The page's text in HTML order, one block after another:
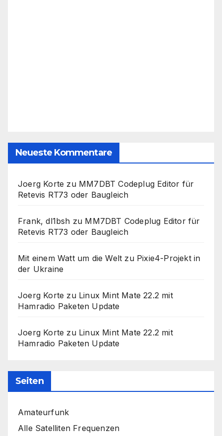
Neueste Kommentare
Joerg Korte zu MM7DBT Codeplug Editor für
Retevis RT73 oder Baugleich
Frank, dl1bsh zu MM7DBT Codeplug Editor für
Retevis RT73 oder Baugleich
Mit einem Watt um die Welt zu Pixie4-Projekt in
der Ukraine
Joerg Korte zu Linux Mint Mate 22.2 mit
Hamradio Paketen Update
Joerg Korte zu Linux Mint Mate 22.2 mit
Hamradio Paketen Update
Seiten
Amateurfunk
Alle Satelliten Frequenzen